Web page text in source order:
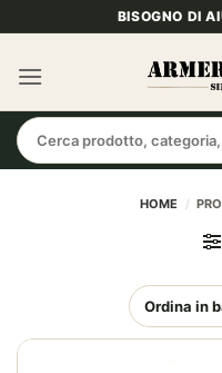
ai
contenuti
BISOGNO DI
Cerca:
HOME /